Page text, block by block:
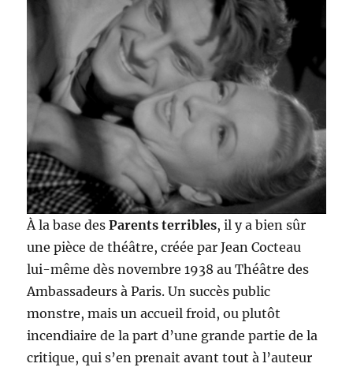
À la base desParents terribles, il y a bien sûr
une pièce de théâtre, créée par Jean Cocteau
lui-même dès novembre 1938 au Théâtre des
Ambassadeurs à Paris. Un succès public
monstre, mais un accueil froid, ou plutôt
incendiaire de la part d’une grande partie de la
critique, qui s’en prenait avant tout à l’auteur